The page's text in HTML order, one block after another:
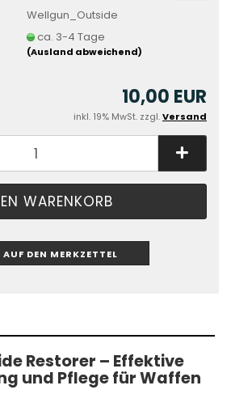
Wellgun_Outside
ca. 3-4 Tage
(Ausland abweichend)
10,00 EUR
inkl. 19% MwSt. zzgl.Versand
AUF DEN MERKZETTEL
Restorer – Effektive
und Pflege für Waffen